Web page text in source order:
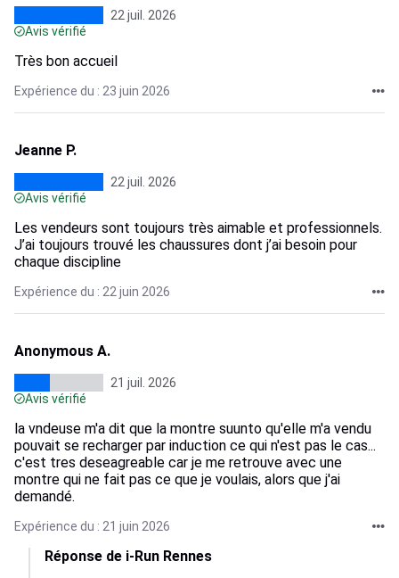
22 juil. 2026
Avis vérifié
Très bon accueil
Expérience du : 23 juin 2026
Jeanne P.
22 juil. 2026
Avis vérifié
Les vendeurs sont toujours très aimable et professionnels.
J’ai toujours trouvé les chaussures dont j’ai besoin pour
chaque discipline
Expérience du : 22 juin 2026
Anonymous A.
21 juil. 2026
Avis vérifié
la vndeuse m'a dit que la montre suunto qu'elle m'a vendu
pouvait se recharger par induction ce qui n'est pas le cas...
c'est tres deseagreable car je me retrouve avec une
montre qui ne fait pas ce que je voulais, alors que j'ai
demandé.
Expérience du : 21 juin 2026
Réponse de i-Run Rennes